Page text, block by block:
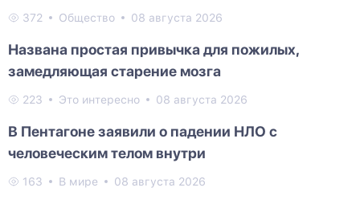
372 Общество 08 августа 2026
Названа простая привычка для пожилых,
замедляющая старение мозга
223 Это интересно 08 августа 2026
В Пентагоне заявили о падении НЛО с
человеческим телом внутри
163 В мире 08 августа 2026